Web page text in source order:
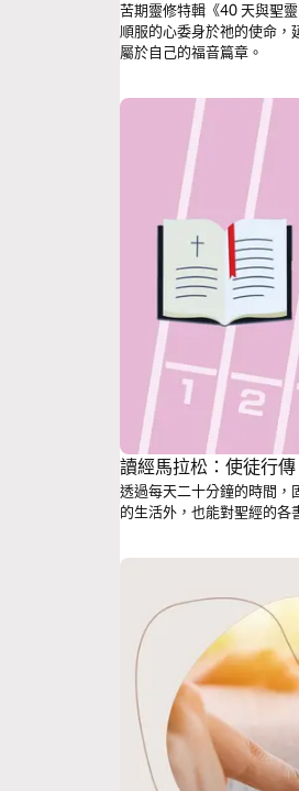
苦期靈修特輯《40 天與聖靈同行》的最後八篇信
順服的心委身於祂的使命，延續福音的故事。 願我們一同預
屬於自己的福音篇章。
讀經馬拉松：使徒行傳
透過每天二十分鐘的時間，
的生活外，也能對聖經的各